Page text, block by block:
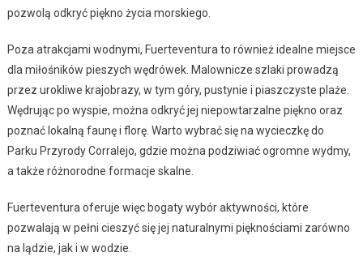
pozwolą odkryć piękno życia morskiego.
Poza atrakcjami wodnymi, Fuerteventura to również idealne miejsce
dla miłośników pieszych wędrówek. Malownicze szlaki prowadzą
przez urokliwe krajobrazy, w tym góry, pustynie i piaszczyste plaże.
Wędrując po wyspie, można odkryć jej niepowtarzalne piękno oraz
poznać lokalną faunę i florę. Warto wybrać się na wycieczkę do
Parku Przyrody Corralejo, gdzie można podziwiać ogromne wydmy,
a także różnorodne formacje skalne.
Fuerteventura oferuje więc bogaty wybór aktywności, które
pozwalają w pełni cieszyć się jej naturalnymi pięknościami zarówno
na lądzie, jak i w wodzie.